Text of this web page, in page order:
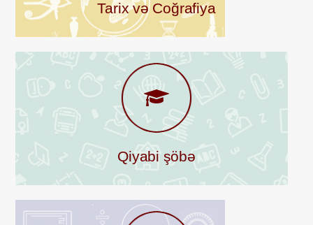
Tarix və Coğrafiya
Qiyabi şöbə